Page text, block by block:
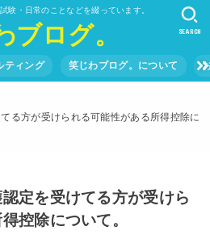
験・日常のことなどを綴っています。
ブログ。
ティング 笑じわブログ。について
SEARCH
る方が受けられる可能性がある所得控除に
定を受けてる方が受けら
控除について。